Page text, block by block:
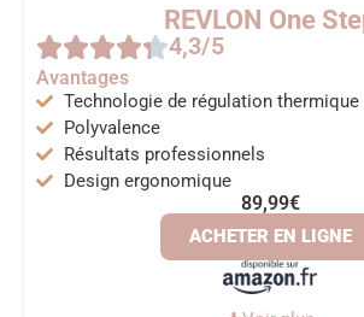
REVLON One
4,3/5
Avantages
Technologie de régulation thermique
Polyvalence
Résultats professionnels
Design ergonomique
89,99€
ACHETER EN LIGNE